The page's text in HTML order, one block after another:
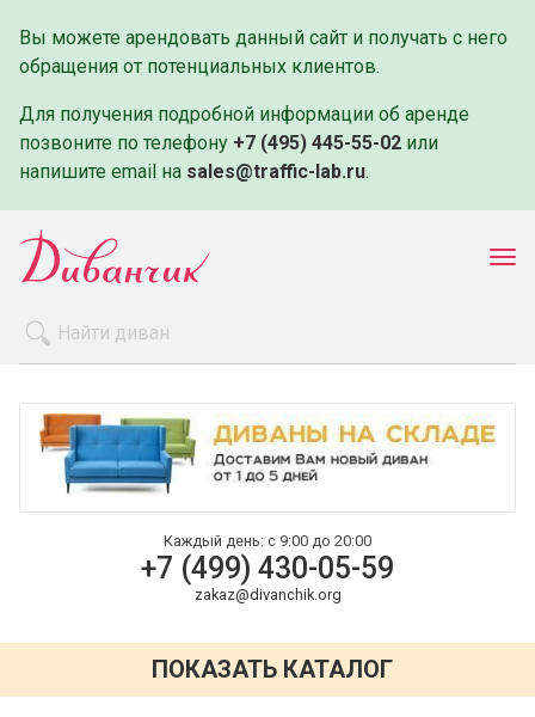
Вы можете арендовать данный сайт и получать с него
обращения от потенциальных клиентов.
Для получения подробной информации об аренде
позвоните по телефону +7 (495) 445-55-02 или
напишите email на sales@traffic-lab.ru.
Оплата и доставка
Контакты
Каждый день: с 9:00 до 20:00
+7 (499) 430-05-59
zakaz@divanchik.org
ПОКАЗАТЬ КАТАЛОГ